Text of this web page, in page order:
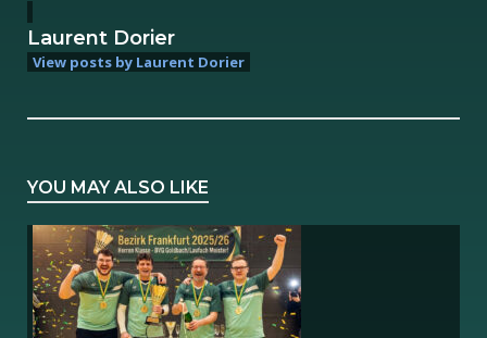
Laurent Dorier
View posts by Laurent Dorier
YOU MAY ALSO LIKE